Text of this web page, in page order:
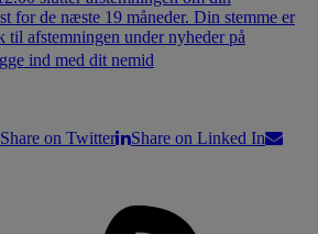
Share on Twitter
Share on Linked In